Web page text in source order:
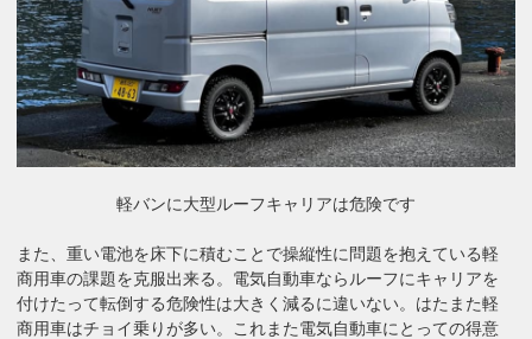
軽バンに大型ルーフキャリアは危険です
また、重い電池を床下に積むことで操縦性に問題を抱えている軽
商用車の課題を克服出来る。電気自動車ならルーフにキャリアを
付けたって転倒する危険性は大きく減るに違いない。はたまた軽
商用車はチョイ乗りが多い。これまた電気自動車にとっての得意